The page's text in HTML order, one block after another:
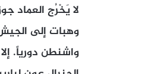
لا يَخْرُج العماد
وهبات إلى
واشنطن دورياً.